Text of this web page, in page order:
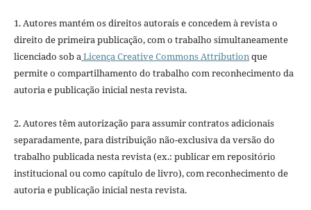
1. Autores mantém os direitos autorais e concedem à revista o
direito de primeira publicação, com o trabalho simultaneamente
licenciado sob aLicença Creative Commons Attributionque
permite o compartilhamento do trabalho com reconhecimento da
autoria e publicação inicial nesta revista.
2. Autores têm autorização para assumir contratos adicionais
separadamente, para distribuição não-exclusiva da versão do
trabalho publicada nesta revista (ex.: publicar em repositório
institucional ou como capítulo de livro), com reconhecimento de
autoria e publicação inicial nesta revista.